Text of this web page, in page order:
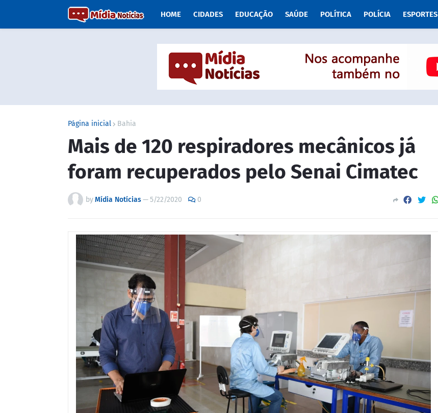
HOME CIDADES EDUCAÇÃO SAÚDE POLÍTICA POLÍCIA ESPORTES
Página inicial Bahia
Mais de 120 respiradores mecânicos já
foram recuperados pelo Senai Cimatec
byMídia Notícias—5/22/2020 0